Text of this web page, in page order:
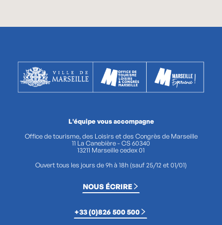
L'équipe vous accompagne
Office de tourisme, des Loisirs et des Congrès de Marseille
11 La Canebière - CS 60340
13211 Marseille cedex 01
Ouvert tous les jours de 9h à 18h (sauf 25/12 et 01/01)
NOUS ÉCRIRE
+33 (0)826 500 500